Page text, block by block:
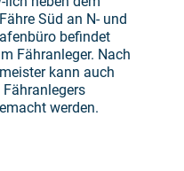
Süd an N- und
befindet
Fähranleger. Nach
kann auch
Fähranlegers
werden.